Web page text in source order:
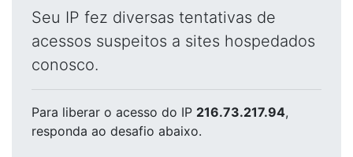
Seu IP fez diversas tentativas de
acessos suspeitos a sites hospedados
conosco.
Para liberar o acesso do IP 216.73.217.94,
responda ao desafio abaixo.